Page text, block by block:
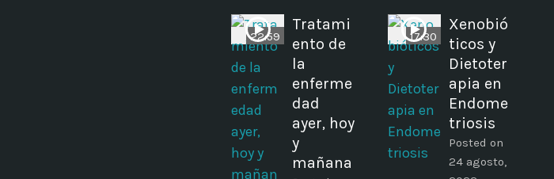
22:59
Tratami
ento de
la
enferme
dad
ayer, hoy
y
mañana
17:30
Xenobió
ticos y
Dietoter
apia en
Endome
triosis
Posted on
24 agosto,